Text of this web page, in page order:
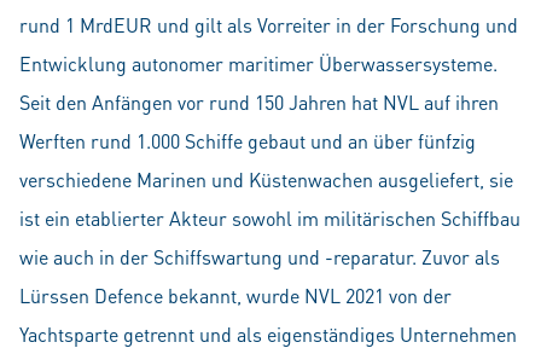
rund 1 MrdEUR und gilt als Vorreiter in der Forschung und
Entwicklung autonomer maritimer Überwassersysteme.
Seit den Anfängen vor rund 150 Jahren hat NVL auf ihren
Werften rund 1.000 Schiffe gebaut und an über fünfzig
verschiedene Marinen und Küstenwachen ausgeliefert, sie
ist ein etablierter Akteur sowohl im militärischen Schiffbau
wie auch in der Schiffswartung und -reparatur. Zuvor als
Lürssen Defence bekannt, wurde NVL 2021 von der
Yachtsparte getrennt und als eigenständiges Unternehmen